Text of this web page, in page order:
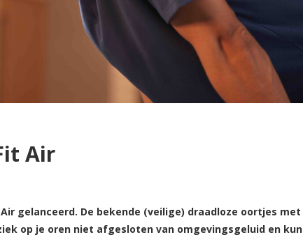
Air
gelanceerd. De bekende (veilige) draadloze oortjes met
op je oren niet afgesloten van omgevingsgeluid en kun